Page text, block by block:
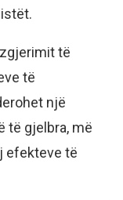
të
të
një
të gjelbra, më
efekteve të